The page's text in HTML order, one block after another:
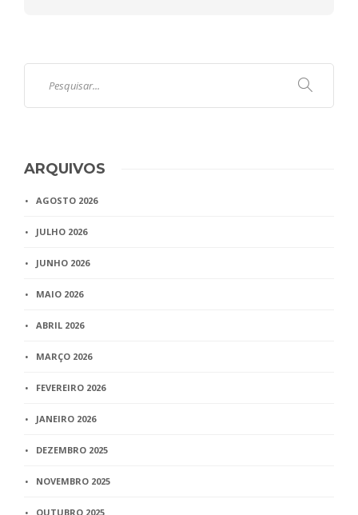
ARQUIVOS
AGOSTO 2026
JULHO 2026
JUNHO 2026
MAIO 2026
ABRIL 2026
MARÇO 2026
FEVEREIRO 2026
JANEIRO 2026
DEZEMBRO 2025
NOVEMBRO 2025
OUTUBRO 2025